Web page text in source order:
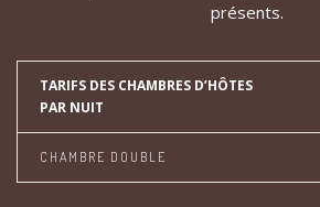
présents.
TARIFS DES CHAMBRES D’HÔTES
PAR NUIT
CHAMBRE DOUBLE